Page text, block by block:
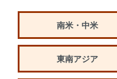
南米・中米
東南アジア